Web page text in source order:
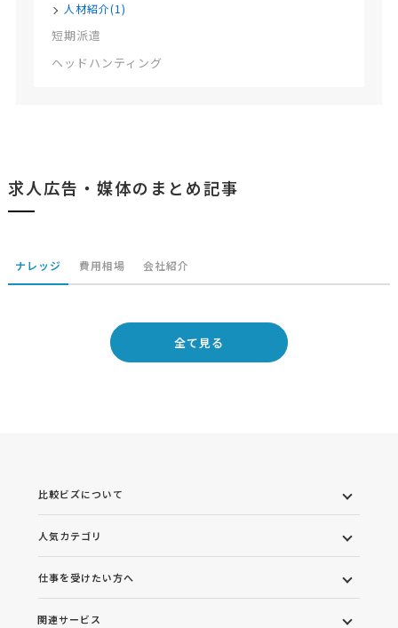
人材紹介(1)
短期派遣
ヘッドハンティング
求人広告・媒体のまとめ記事
ナレッジ 費用相場 会社紹介
全て見る
比較ビズについて
人気カテゴリ
仕事を受けたい方へ
関連サービス